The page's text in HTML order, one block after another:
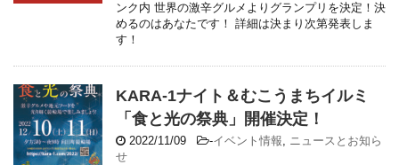
ンク内 世界の激辛グルメよりグランプリを決定！決
めるのはあなたです！ 詳細は決まり次第発表しま
す！
KARA-1ナイト＆むこうまちイルミ
「食と光の祭典」開催決定！
2022/11/09 -イベント情報, ニュースとお知ら
せ